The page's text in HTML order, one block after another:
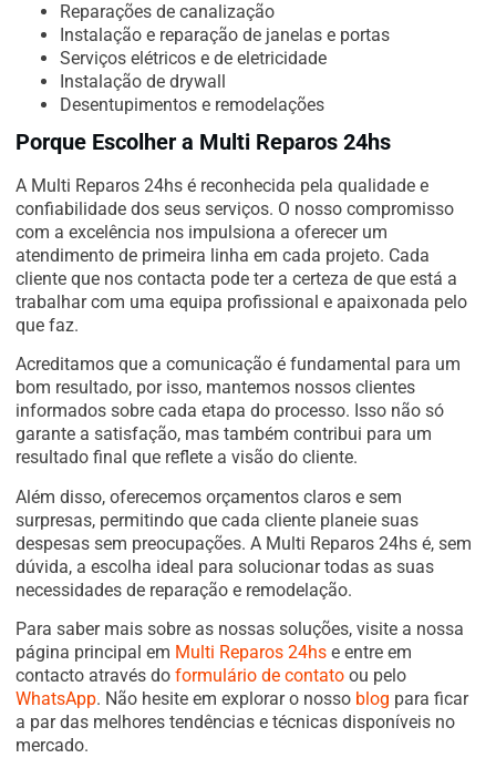
Reparações de canalização
Instalação e reparação de janelas e portas
Serviços elétricos e de eletricidade
Instalação de drywall
Desentupimentos e remodelações
Porque Escolher a Multi Reparos 24hs
A Multi Reparos 24hs é reconhecida pela qualidade e
confiabilidade dos seus serviços. O nosso compromisso
com a excelência nos impulsiona a oferecer um
atendimento de primeira linha em cada projeto. Cada
cliente que nos contacta pode ter a certeza de que está a
trabalhar com uma equipa profissional e apaixonada pelo
que faz.
Acreditamos que a comunicação é fundamental para um
bom resultado, por isso, mantemos nossos clientes
informados sobre cada etapa do processo. Isso não só
garante a satisfação, mas também contribui para um
resultado final que reflete a visão do cliente.
Além disso, oferecemos orçamentos claros e sem
surpresas, permitindo que cada cliente planeie suas
despesas sem preocupações. A Multi Reparos 24hs é, sem
dúvida, a escolha ideal para solucionar todas as suas
necessidades de reparação e remodelação.
Para saber mais sobre as nossas soluções, visite a nossa
página principal em Multi Reparos 24hs e entre em
contacto através do formulário de contato ou pelo
WhatsApp. Não hesite em explorar o nosso blog para ficar
a par das melhores tendências e técnicas disponíveis no
mercado.